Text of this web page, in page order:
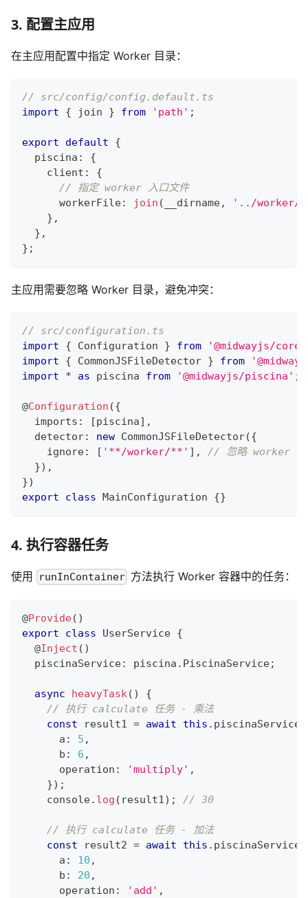
3. 配置主应用
在主应用配置中指定 Worker 目录：
// src/config/config.default.ts
import
{ join } from 'path' ;
export default
{
  piscina
:
{
    client
:
{
// 指定 worker 入口文件
      workerFile
: join ( __dirname,
'../worker/
} ,
} ,
} ;
主应用需要忽略 Worker 目录，避免冲突：
// src/configuration.ts
import
{ Configuration } from '@midwayjs/core'
import
{ CommonJSFileDetector } from
import
* as piscina from '@midwayjs/piscina' ;
@Configuration ({
  imports
: [piscina] ,
  detector
: new CommonJSFileDetector({
    ignore
: [ '**/worker/**' ] ,
// 忽略 worker 目
}) ,
})
export
class MainConfiguration {}
4. 执行容器任务
使用 runInContainer 方法执行 Worker 容器中的任务：
@Provide( )
export
class UserService {
@Inject ( )
  piscinaService
: piscina . PiscinaService;
async heavyTask( )
{
// 执行 calculate 任务 - 乘法
const result1 = await this . piscinaService
      a
: 5 ,
      b
: 6 ,
      operation
: 'multiply' ,
}) ;
console. log ( result1) ; // 30
// 执行 calculate 任务 - 加法
const result2 = await this . piscinaService
      a
: 10 ,
      b
: 20 ,
      operation
: 'add' ,